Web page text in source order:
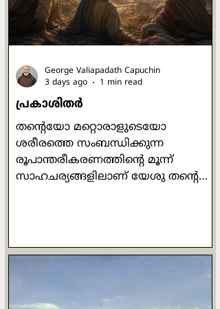
പ്രകാശിതർ
തന്റെയോ മറ്റൊരാളുടെയോ
ശരീരത്തെ സംബന്ധിക്കുന്ന
രൂപാന്തരീകരണത്തിന്റെ മൂന്ന്
സാഹചര്യങ്ങളിലാണ് യേശു തൻ്റെ
മകളുടെ മുറിയിലേക്ക്
കയറുമ്പോഴാണ് ആദ്യം യേശു
George Valiapadath Capuchin
3 days ago
1 min read